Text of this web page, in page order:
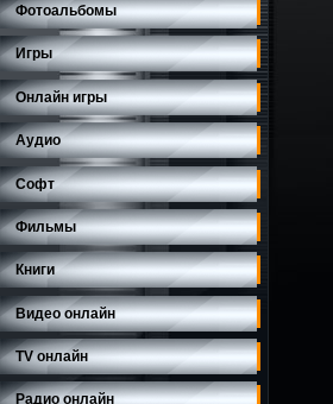
Фотоальбомы
Игры
Онлайн игры
Аудио
Софт
Фильмы
Книги
Видео онлайн
TV онлайн
Радио онлайн